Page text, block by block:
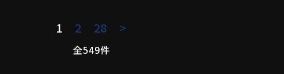
1 2 28 >
全549件